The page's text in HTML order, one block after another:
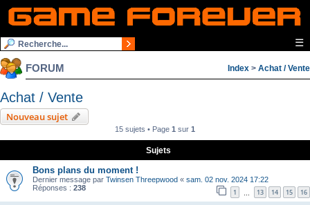
☰
FORUM Index > Achat / Vente
Achat / Vente
Nouveau sujet
15 sujets • Page 1 sur 1
Sujets
Bons plans du moment !
Dernier message par Twinsen Threepwood « sam. 02 nov. 2024 17:22
Réponses : 238 1 13 14 15 16